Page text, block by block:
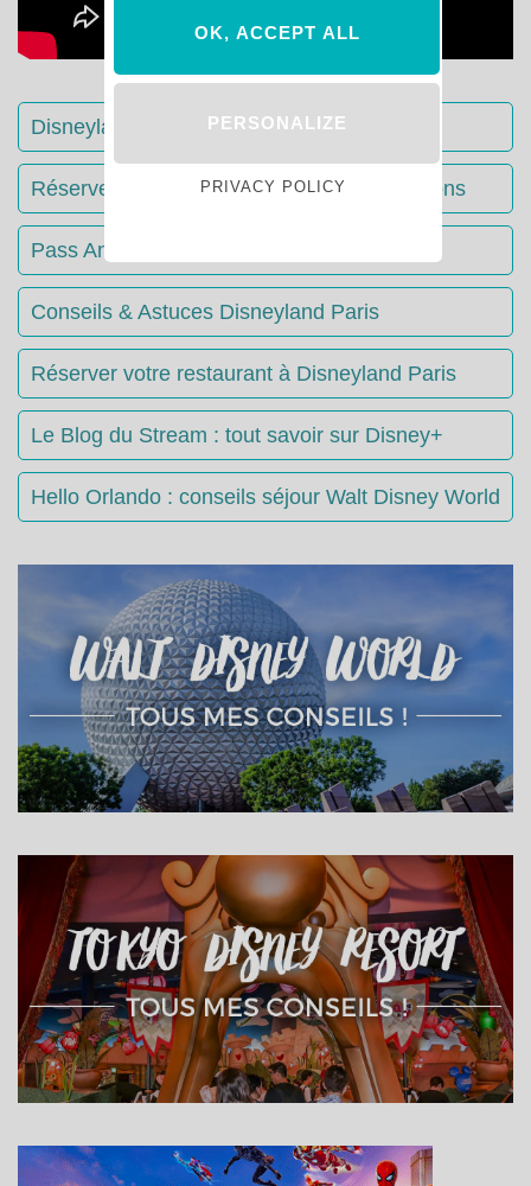
Disneyland Paris : Le guide complet
Réserver votre séjour : toutes les informations
Pass Annuels Disney : informations
Conseils & Astuces Disneyland Paris
Réserver votre restaurant à Disneyland Paris
Le Blog du Stream : tout savoir sur Disney+
Hello Orlando : conseils séjour Walt Disney World
OK, ACCEPT ALL
PERSONALIZE
PRIVACY POLICY